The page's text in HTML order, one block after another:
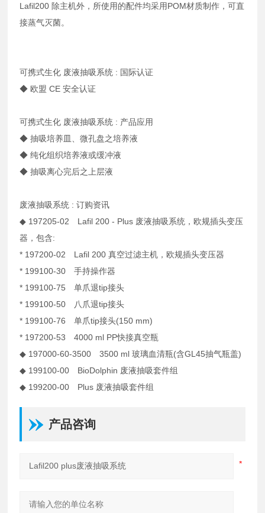
Lafil200 除主机外，所使用的配件均采用POM材质制作，可直
接蒸气灭菌。
可携式生化 废液抽吸系统 : 国际认证
◆ 欧盟 CE 安全认证
可携式生化 废液抽吸系统 : 产品应用
◆ 抽吸培养皿、微孔盘之培养液
◆ 纯化组织培养液或缓冲液
◆ 抽吸离心完后之上层液
废液抽吸系统 : 订购资讯
◆ 197205-02 Lafil 200 - Plus 废液抽吸系统，欧规插头变压
器，包含:
* 197200-02 Lafil 200 真空过滤主机，欧规插头变压器
* 199100-30 手持操作器
* 199100-75 单爪退tip接头
* 199100-50 八爪退tip接头
* 199100-76 单爪tip接头(150 mm)
* 197200-53 4000 ml PP快接真空瓶
◆ 197000-60-3500 3500 ml 玻璃血清瓶(含GL45抽气瓶盖)
◆ 199100-00 BioDolphin 废液抽吸套件组
◆ 199200-00 Plus 废液抽吸套件组
产品咨询